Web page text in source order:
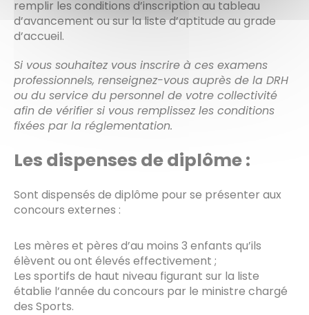
remplir les conditions d’inscription au tableau
d’avancement ou sur la liste d’aptitude au grade
d’accueil.
Si vous souhaitez vous inscrire à ces examens
professionnels, renseignez-vous auprès de la DRH
ou du service du personnel de votre collectivité
afin de vérifier si vous remplissez les conditions
fixées par la réglementation.
Les dispenses de diplôme :
Sont dispensés de diplôme pour se présenter aux
concours externes :
Les mères et pères d’au moins 3 enfants qu’ils
élèvent ou ont élevés effectivement ;
Les sportifs de haut niveau figurant sur la liste
établie l’année du concours par le ministre chargé
des Sports.